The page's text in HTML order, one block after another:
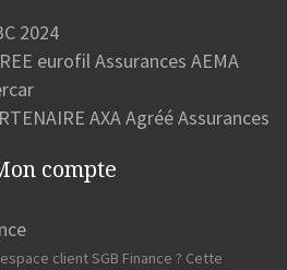
2024
eurofil Assurances AEMA
AXA Agréé Assurances
compte
client SGB Finance ? Cette